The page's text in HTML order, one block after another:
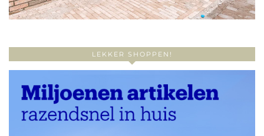
LEKKER SHOPPEN!